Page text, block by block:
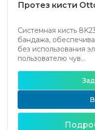
Протез кисти
Системная кисть
бандажа,
без использования
пользователю чув...